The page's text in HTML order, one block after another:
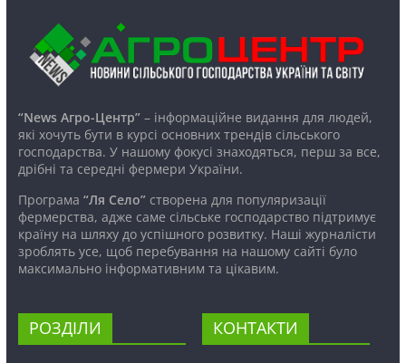
“News Агро-Центр”– інформаційне видання для людей,
які хочуть бути в курсі основних трендів сільського
господарства. У нашому фокусі знаходяться, перш за все,
дрібні та середні фермери України.
Програма “Ля Село”створена для популяризації
фермерства, адже саме сільське господарство підтримує
країну на шляху до успішного розвитку. Наші журналісти
зроблять усе, щоб перебування на нашому сайті було
максимально інформативним та цікавим.
РОЗДІЛИ КОНТАКТИ